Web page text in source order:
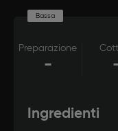
Bassa
Preparazione
-
Ingredienti